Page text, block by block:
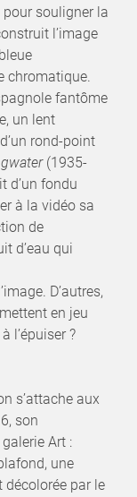
pour souligner la
l’image
chromatique.
fantôme
un lent
rond-point
(1935-
d’un fondu
à la vidéo sa
de
d’eau qui
D’autres,
en jeu
l’épuiser ?
s’attache aux
son
Art :
une
décolorée par le